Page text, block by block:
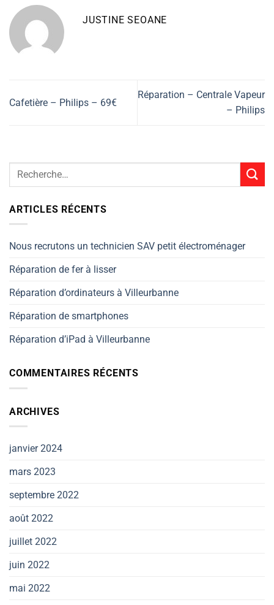
JUSTINE SEOANE
Cafetière – Philips – 69€
Réparation – Centrale Vapeur
– Philips
ARTICLES RÉCENTS
Nous recrutons un technicien SAV petit électroménager
Réparation de fer à lisser
Réparation d’ordinateurs à Villeurbanne
Réparation de smartphones
Réparation d’iPad à Villeurbanne
COMMENTAIRES RÉCENTS
ARCHIVES
janvier 2024
mars 2023
septembre 2022
août 2022
juillet 2022
juin 2022
mai 2022